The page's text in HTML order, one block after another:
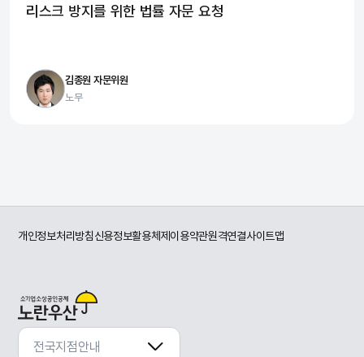
리스크 방지를 위한 법률 자문 요청
김종원 자문위원
노무
개인정보처리방침신용정보활용체제이용약관원격연결사이트맵
전국지점안내
전국지점안내